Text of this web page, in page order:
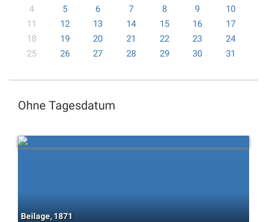
4
5 6 7 8 9
10
11
12 13 14 15 16
17
18
19 20 21 22 23
24
25
26 27 28 29 30 31
Ohne Tagesdatum
Beilage, 1871